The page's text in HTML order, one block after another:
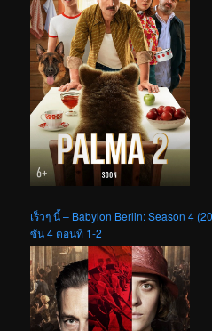
เร็วๆ นี้ – Babylon Berlin: Season 4
ซัน 4 ตอนที่ 1-2